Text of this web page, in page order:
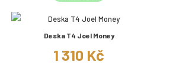
Deska T4 Joel Money
1 310 Kč